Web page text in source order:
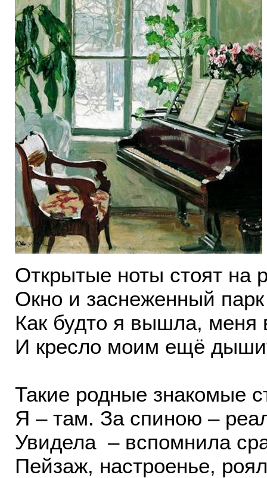
Открытые ноты стоят на
Окно и заснеженный
Как будто я вышла, меня
И кресло моим ещё
Такие родные знакомые
Я – там. За спиною –
Увидела – вспомнила
Пейзаж, настроенье,